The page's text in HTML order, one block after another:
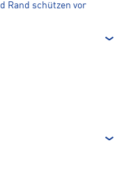
Rand schützen vor